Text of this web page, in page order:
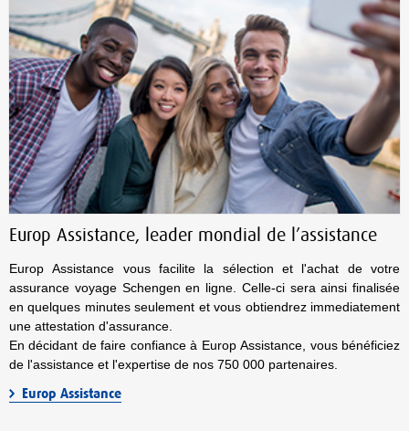
Europ Assistance, leader mondial de l’assistance
Europ Assistance vous facilite la sélection et l'achat de votre
assurance voyage Schengen en ligne. Celle-ci sera ainsi finalisée
en quelques minutes seulement et vous obtiendrez immediatement
une attestation d'assurance.
En décidant de faire confiance à Europ Assistance, vous bénéficiez
de l'assistance et l'expertise de nos 750 000 partenaires.
Europ Assistance